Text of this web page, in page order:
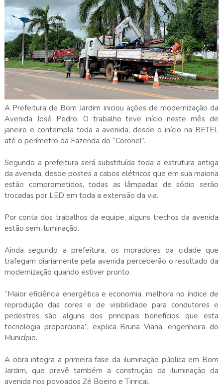
A Prefeitura de Bom Jardim iniciou ações de modernização da
Avenida José Pedro. O trabalho teve início neste mês de
janeiro e contempla toda a avenida, desde o início na BETEL
até o perímetro da Fazenda do “Coronel”.
Segundo a prefeitura será substituída toda a estrutura antiga
da avenida, desde postes a cabos elétricos que em sua maioria
estão comprometidos, todas as lâmpadas de sódio serão
trocadas por LED em toda a extensão da via.
Por conta dos trabalhos da equipe, alguns trechos da avenida
estão sem iluminação.
Ainda segundo a prefeitura, os moradores da cidade que
trafegam diariamente pela avenida perceberão o resultado da
modernização quando estiver pronto.
“Maior eficiência energética e economia, melhora no índice de
reprodução das cores e de visibilidade para condutores e
pedestres são alguns dos principais benefícios que esta
tecnologia proporciona”, explica Bruna Viana, engenheira do
Município.
A obra integra a primeira fase da iluminação pública em Bom
Jardim, que prevê também a construção da iluminação da
avenida nos povoados Zé Boeiro e Tirirical.